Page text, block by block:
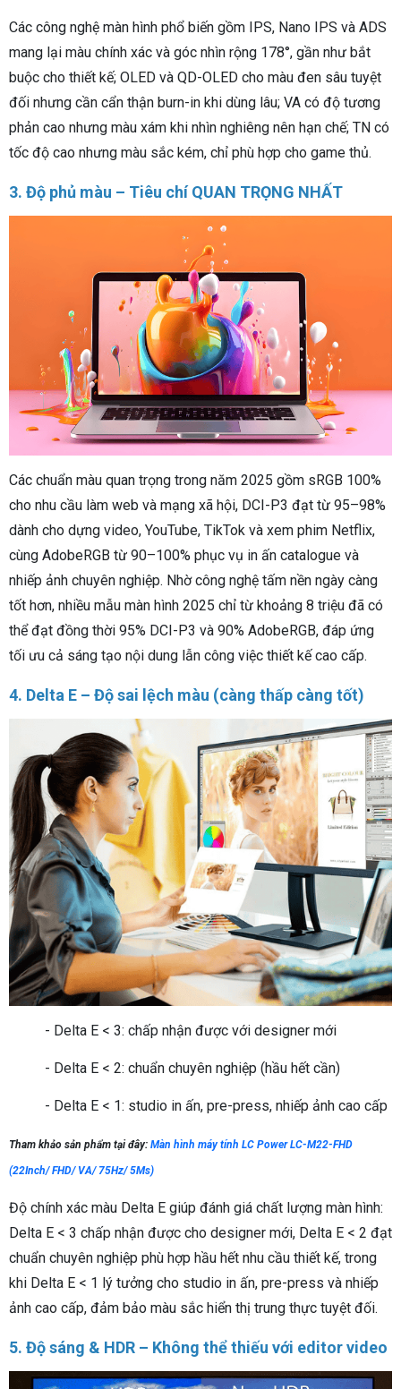
Các công nghệ màn hình phổ biến gồm IPS, Nano IPS và ADS
mang lại màu chính xác và góc nhìn rộng 178°, gần như bắt
buộc cho thiết kế; OLED và QD-OLED cho màu đen sâu tuyệt
đối nhưng cần cẩn thận burn-in khi dùng lâu; VA có độ tương
phản cao nhưng màu xám khi nhìn nghiêng nên hạn chế; TN có
tốc độ cao nhưng màu sắc kém, chỉ phù hợp cho game thủ.
3. Độ phủ màu – Tiêu chí QUAN TRỌNG NHẤT
Các chuẩn màu quan trọng trong năm 2025 gồm sRGB 100%
cho nhu cầu làm web và mạng xã hội, DCI-P3 đạt từ 95–98%
dành cho dựng video, YouTube, TikTok và xem phim Netflix,
cùng AdobeRGB từ 90–100% phục vụ in ấn catalogue và
nhiếp ảnh chuyên nghiệp. Nhờ công nghệ tấm nền ngày càng
tốt hơn, nhiều mẫu màn hình 2025 chỉ từ khoảng 8 triệu đã có
thể đạt đồng thời 95% DCI-P3 và 90% AdobeRGB, đáp ứng
tối ưu cả sáng tạo nội dung lẫn công việc thiết kế cao cấp.
4. Delta E – Độ sai lệch màu (càng thấp càng tốt)
- Delta E < 3: chấp nhận được với designer mới
- Delta E < 2: chuẩn chuyên nghiệp (hầu hết cần)
- Delta E < 1: studio in ấn, pre-press, nhiếp ảnh cao cấp
Tham khảo sản phẩm tại đây: Màn hình máy tính LC Power LC-M22-FHD
(22Inch/ FHD/ VA/ 75Hz/ 5Ms)
Độ chính xác màu Delta E giúp đánh giá chất lượng màn hình:
Delta E < 3 chấp nhận được cho designer mới, Delta E < 2 đạt
chuẩn chuyên nghiệp phù hợp hầu hết nhu cầu thiết kế, trong
khi Delta E < 1 lý tưởng cho studio in ấn, pre-press và nhiếp
ảnh cao cấp, đảm bảo màu sắc hiển thị trung thực tuyệt đối.
5. Độ sáng & HDR – Không thể thiếu với editor video